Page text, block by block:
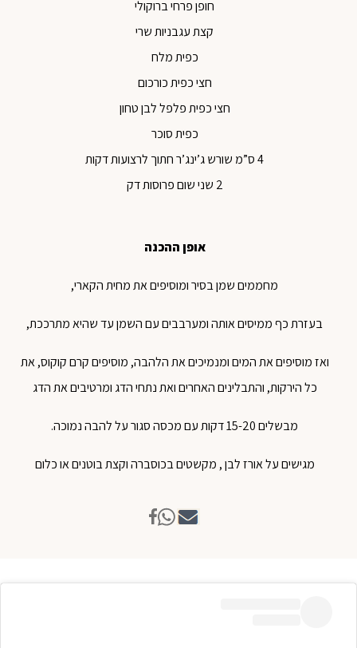
חופן פרחי ברוקולי
קצת עגבניות שרי
כפית מלח
חצי כפית כורכום
חצי כפית פלפל לבן טחון
כפית סוכר
4 ס”מ שורש ג’ינג’ר חתוך לרצועות דקות
2 שני שום פרוסות דק
אופן ההכנה
מחממים שמן בסיר ומוסיפים את מחית הקארי,
בעזרת כף ממיסים אותה ומערבבים עם השמן עד שהיא מתרככת,
ואז מוסיפים את המים ומנמיכים את הלהבה, מוסיפים קרם קוקוס, את
כל הירקות, והתבלינים האחרים ואת נתחי הדג ומרטיבים את הדג
מבשלים 15-20 דקות עם מכסה סגור על להבה נמוכה.
מגישים על אורז לבן , מקשטים בכוסברה וקצת בוטנים או כלום